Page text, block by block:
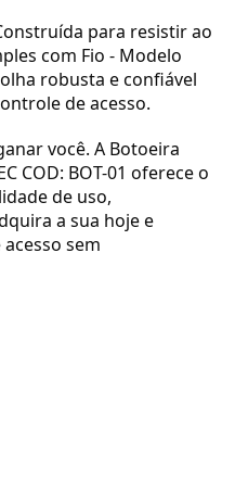
para resistir ao
com Fio - Modelo
robusta e confiável
de acesso.
você. A Botoeira
COD: BOT-01 oferece o
de uso,
a sua hoje e
sem